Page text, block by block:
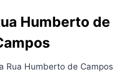
Humberto de
Rua Humberto de Campos